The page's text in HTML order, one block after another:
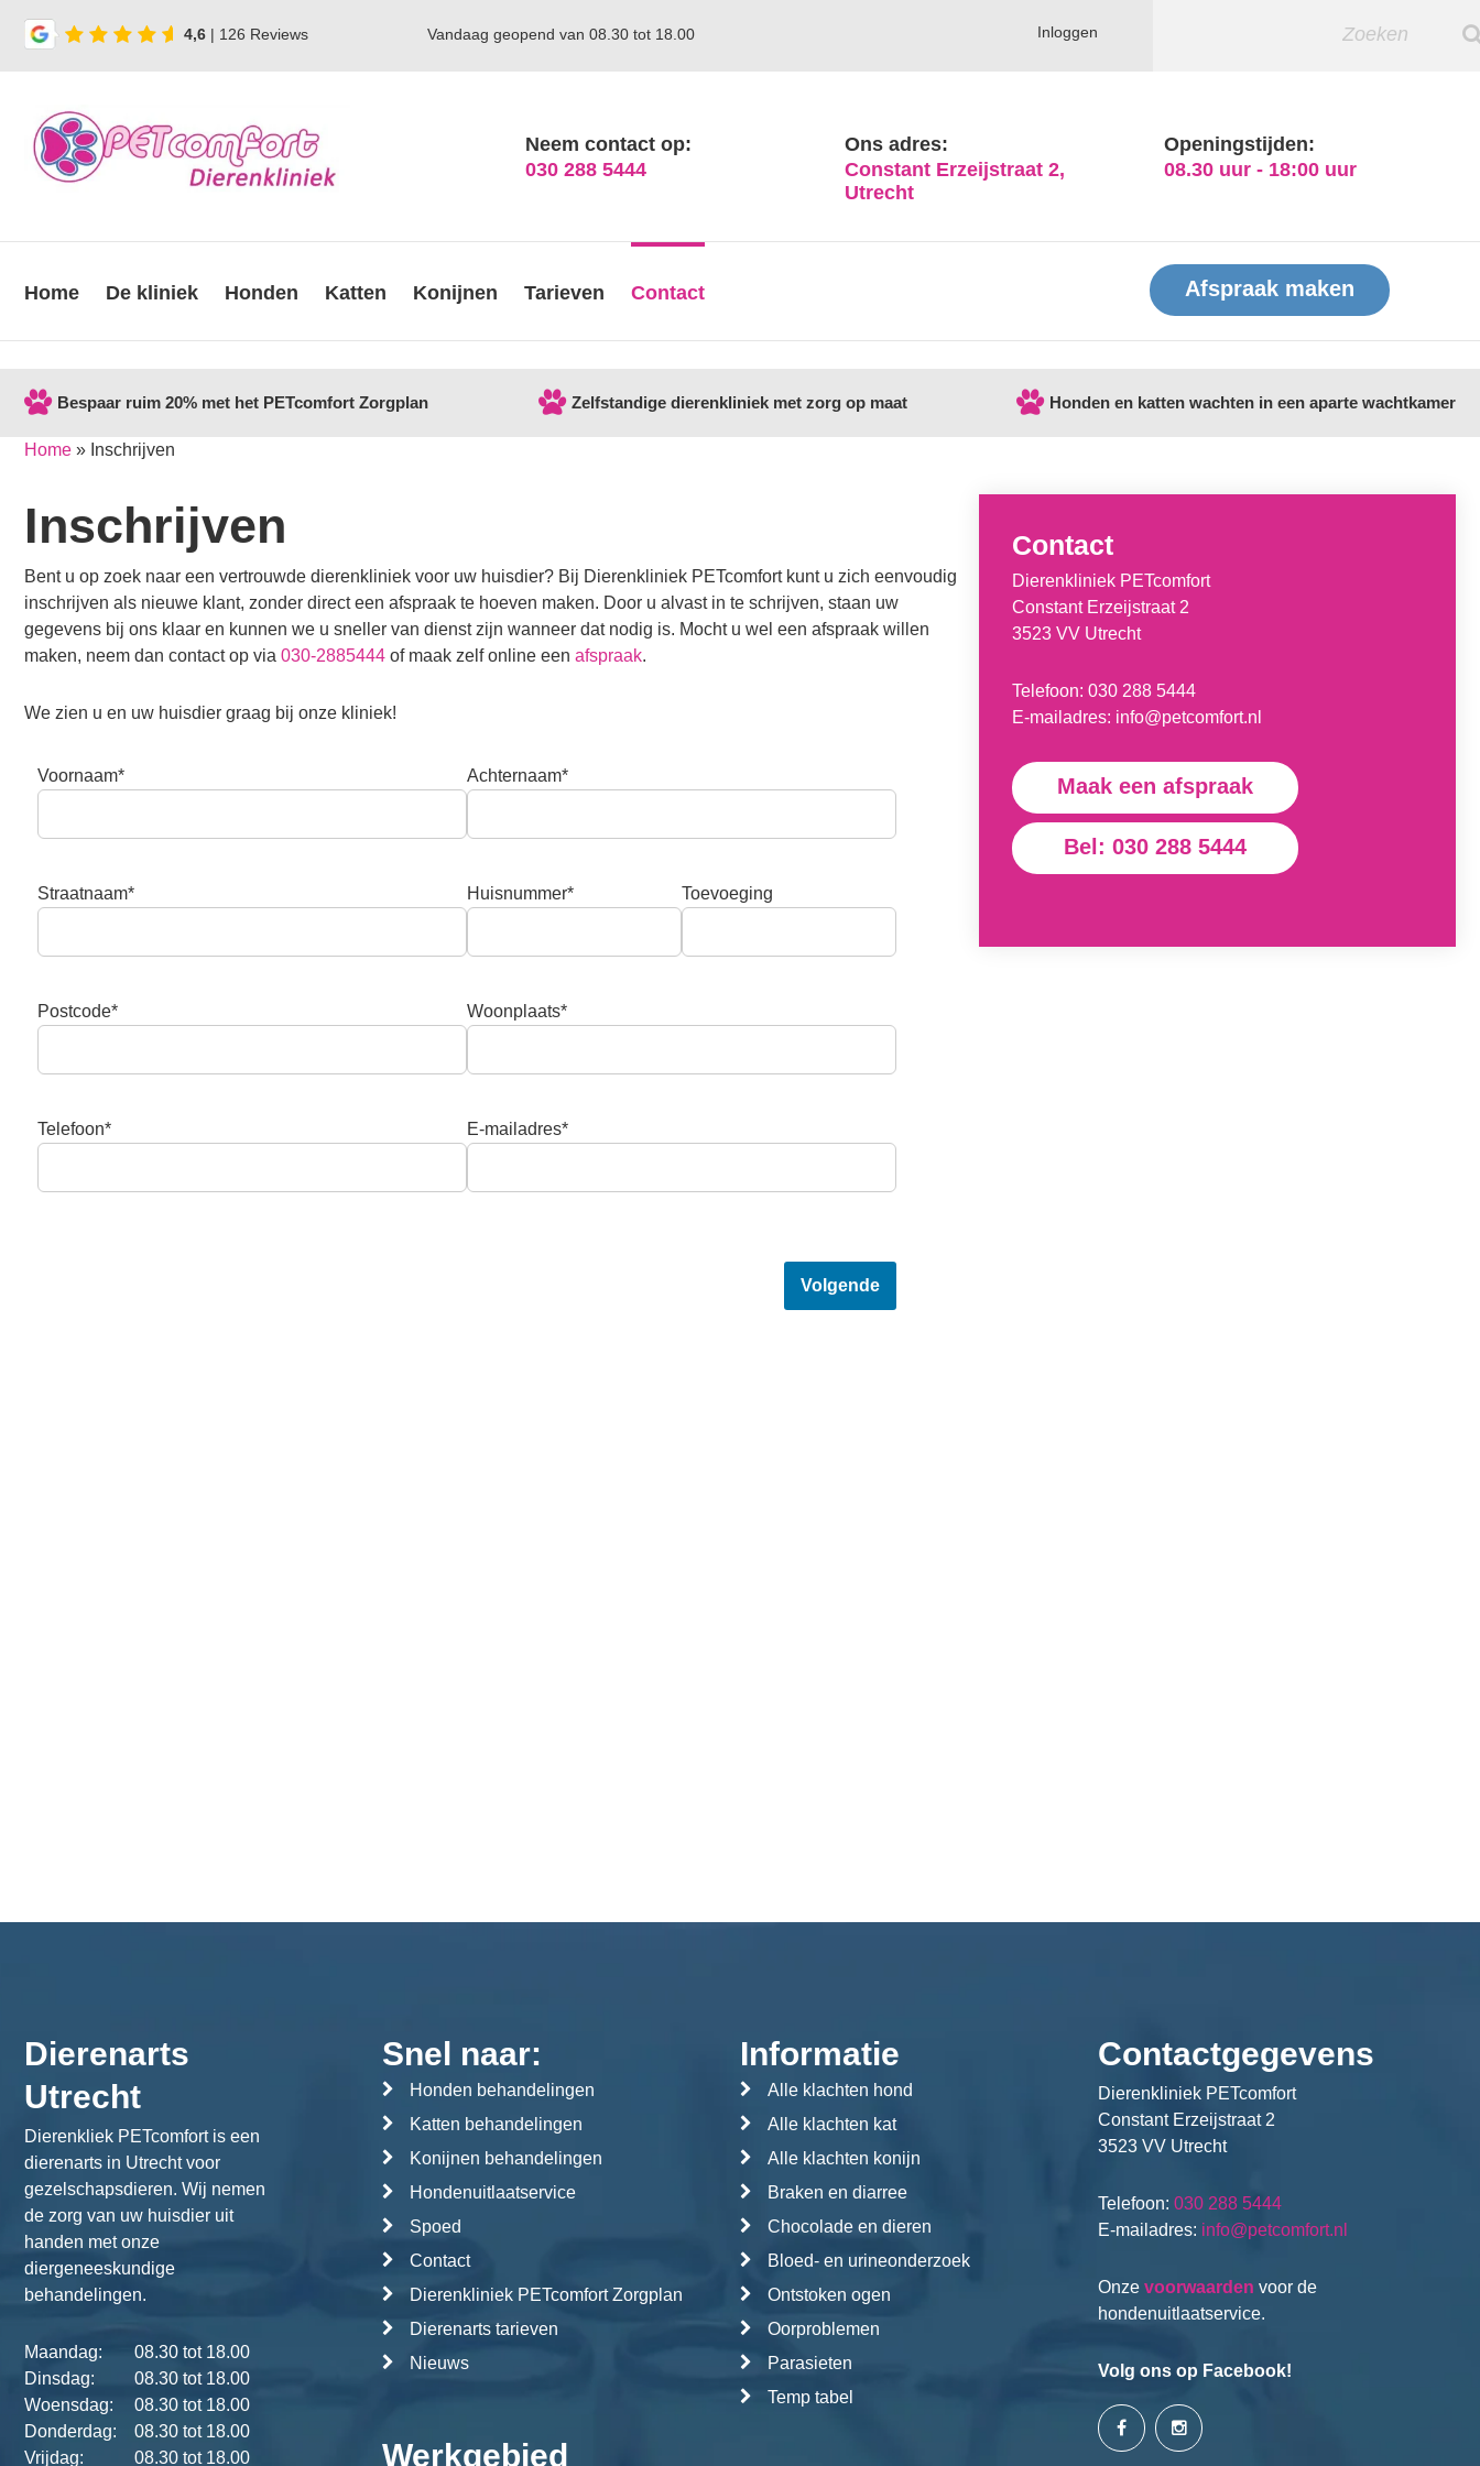
4,6| 126 Reviews Vandaag geopend van 08.30 tot 18.00 Inloggen
Neem contact op:
030 288 5444
Ons adres:
Constant Erzeijstraat 2,
Utrecht
Openingstijden:
08.30 uur - 18:00 uur
Home De kliniek Honden Katten Konijnen Tarieven Contact Afspraak maken
Bespaar ruim 20% met het PETcomfort Zorgplan Zelfstandige dierenkliniek met zorg op maat Honden en katten wachten in een aparte wachtkamer
Home » Inschrijven
Inschrijven
Bent u op zoek naar een vertrouwde dierenkliniek voor uw huisdier? Bij Dierenkliniek PETcomfort kunt u zich eenvoudig
inschrijven als nieuwe klant, zonder direct een afspraak te hoeven maken. Door u alvast in te schrijven, staan uw
gegevens bij ons klaar en kunnen we u sneller van dienst zijn wanneer dat nodig is. Mocht u wel een afspraak willen
maken, neem dan contact op via 030-2885444 of maak zelf online een afspraak.
We zien u en uw huisdier graag bij onze kliniek!
Voornaam* Achternaam*
Straatnaam* Huisnummer* Toevoeging
Postcode* Woonplaats*
Telefoon* E-mailadres*
Volgende
Contact
Dierenkliniek PETcomfort
Constant Erzeijstraat 2
3523 VV Utrecht
Telefoon: 030 288 5444
E-mailadres: info@petcomfort.nl
Maak een afspraak
Bel: 030 288 5444
Dierenarts
Utrecht
Dierenkliek PETcomfort is een
dierenarts in Utrecht voor
gezelschapsdieren. Wij nemen
de zorg van uw huisdier uit
handen met onze
diergeneeskundige
behandelingen.
Maandag:
08.30 tot 18.00
Dinsdag:
08.30 tot 18.00
Woensdag:
08.30 tot 18.00
Donderdag:
08.30 tot 18.00
Vrijdag:
08.30 tot 18.00
Snel naar:
Honden behandelingen
Katten behandelingen
Konijnen behandelingen
Hondenuitlaatservice
Spoed
Contact
Dierenkliniek PETcomfort Zorgplan
Dierenarts tarieven
Nieuws
Werkgebied
Informatie
Alle klachten hond
Alle klachten kat
Alle klachten konijn
Braken en diarree
Chocolade en dieren
Bloed- en urineonderzoek
Ontstoken ogen
Oorproblemen
Parasieten
Temp tabel
Contactgegevens
Dierenkliniek PETcomfort
Constant Erzeijstraat 2
3523 VV Utrecht
Telefoon: 030 288 5444
E-mailadres: info@petcomfort.nl
Onze voorwaarden voor de
hondenuitlaatservice.
Volg ons op Facebook!